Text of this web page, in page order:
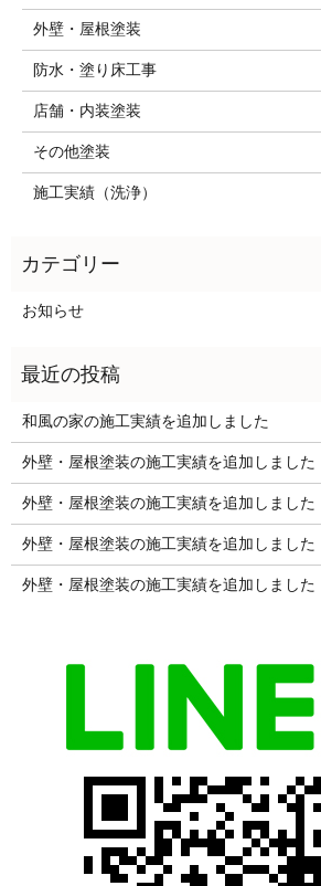
外壁・屋根塗装
防水・塗り床工事
店舗・内装塗装
その他塗装
施工実績（洗浄）
お知らせ
和風の家の施工実績を追加しました
外壁・屋根塗装の施工実績を追加しました
外壁・屋根塗装の施工実績を追加しました
外壁・屋根塗装の施工実績を追加しました
外壁・屋根塗装の施工実績を追加しました